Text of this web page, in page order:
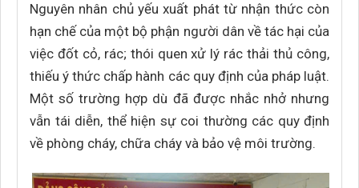
Nguyên nhân chủ yếu xuất phát từ nhận thức còn
hạn chế của một bộ phận người dân về tác hại của
việc đốt cỏ, rác; thói quen xử lý rác thải thủ công,
thiếu ý thức chấp hành các quy định của pháp luật.
Một số trường hợp dù đã được nhắc nhở nhưng
vẫn tái diễn, thể hiện sự coi thường các quy định
về phòng cháy, chữa cháy và bảo vệ môi trường.